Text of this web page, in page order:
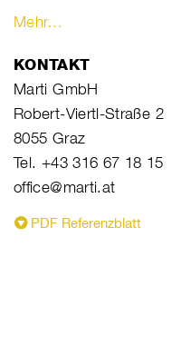
Mehr…
KONTAKT
Marti GmbH
Robert-Viertl-Straße 2
8055 Graz
Tel. +43 316 67 18 15
office@marti.at
PDF Referenzblatt